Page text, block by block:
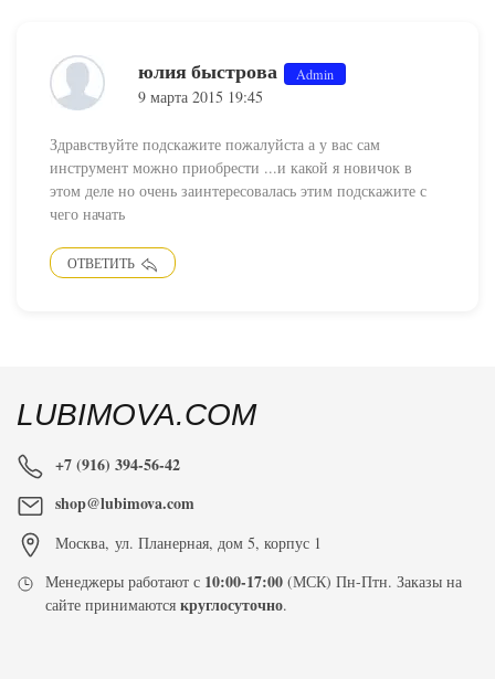
юлия быстрова Admin
9 марта 2015 19:45
Здравствуйте подскажите пожалуйста а у вас сам
инструмент можно приобрести ...и какой я новичок в
этом деле но очень заинтересовалась этим подскажите с
чего начать
ОТВЕТИТЬ
LUBIMOVA.COM
+7 (916) 394-56-42
shop@lubimova.com
Москва, ул. Планерная, дом 5, корпус 1
Менеджеры работают с 10:00-17:00 (МСК) Пн-Птн. Заказы на
сайте принимаютсякруглосуточно.